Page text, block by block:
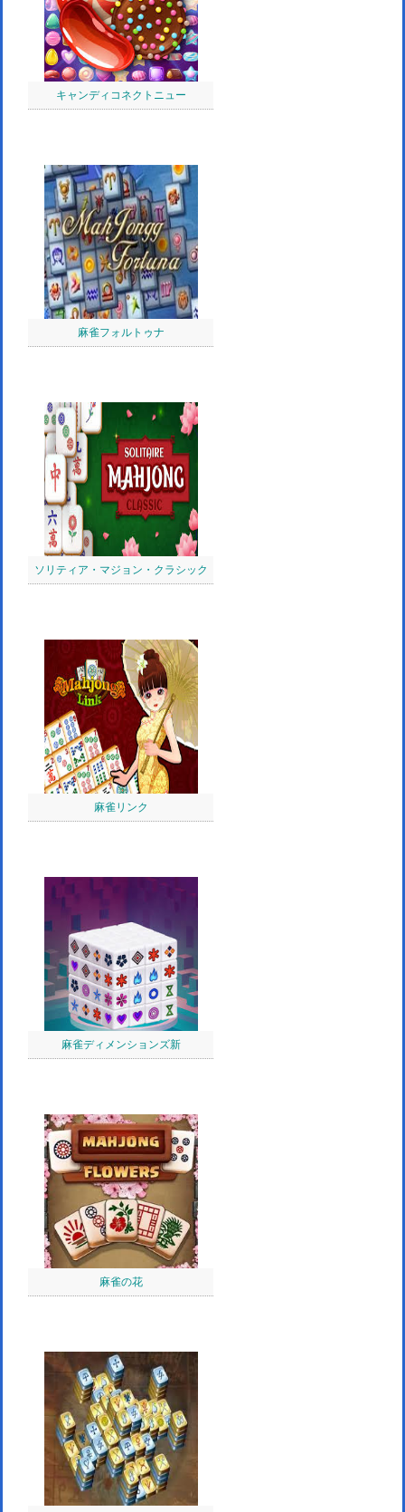
キャンディコネクトニュー
麻雀フォルトゥナ
ソリティア・マジョン・クラシック
麻雀リンク
麻雀ディメンションズ新
麻雀の花